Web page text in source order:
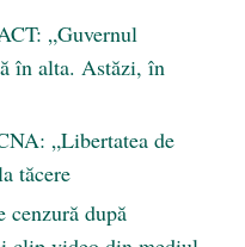
„Guvernul
în alta. Astăzi, în
„Libertatea de
tăcere
cenzură după